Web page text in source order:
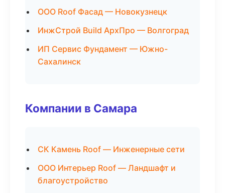
ООО Roof Фасад — Новокузнецк
ИнжСтрой Build АрхПро — Волгоград
ИП Сервис Фундамент — Южно-
Сахалинск
Компании в Самара
СК Камень Roof — Инженерные сети
ООО Интерьер Roof — Ландшафт и
благоустройство